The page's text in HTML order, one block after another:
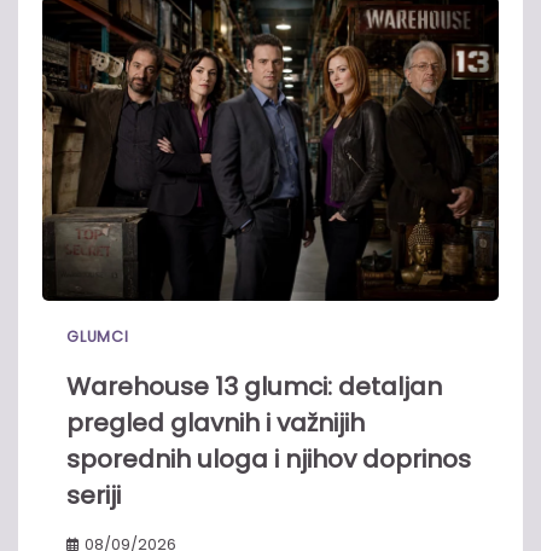
GLUMCI
Warehouse 13 glumci: detaljan
pregled glavnih i važnijih
sporednih uloga i njihov doprinos
seriji
08/09/2026